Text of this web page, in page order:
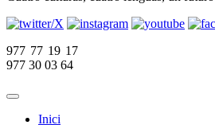
977 77 19 17
977 30 03 64
Inici